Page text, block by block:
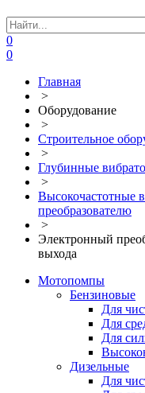
0
0
Главная
>
Оборудование
>
Строительное
>
Глубинные
>
Высокочастотные
преобразователю
>
Электронный
выхода
Мотопомпы
Бензиновые
Для
Для
Для
Дизельные
Для